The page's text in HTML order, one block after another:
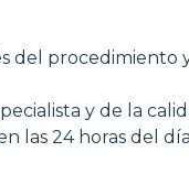
y de la
las 24 horas del